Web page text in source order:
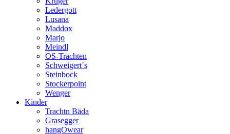
Ledergott
Lusana
Maddox
Marjo
Meindl
OS-Trachten
Schweigert´s
Steinbock
Stockerpoint
Wenger
Kinder
Trachtn Bäda
Grasegger
hangOwear